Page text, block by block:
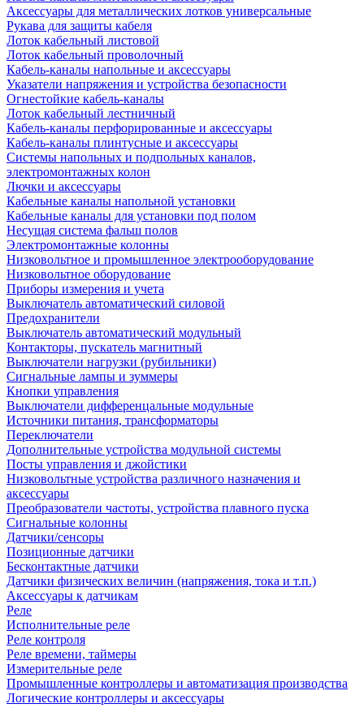
Аксессуары для металлических лотков универсальные
Рукава для защиты кабеля
Лоток кабельный листовой
Лоток кабельный проволочный
Кабель-каналы напольные и аксессуары
Указатели напряжения и устройства безопасности
Огнестойкие кабель-каналы
Лоток кабельный лестничный
Кабель-каналы перфорированные и аксессуары
Кабель-каналы плинтусные и аксессуары
Системы напольных и подпольных каналов,
электромонтажных колон
Лючки и аксессуары
Кабельные каналы напольной установки
Кабельные каналы для установки под полом
Несущая система фальш полов
Электромонтажные колонны
Низковольтное и промышленное электрооборудование
Низковольтное оборудование
Приборы измерения и учета
Выключатель автоматический силовой
Предохранители
Выключатель автоматический модульный
Контакторы, пускатель магнитный
Выключатели нагрузки (рубильники)
Сигнальные лампы и зуммеры
Кнопки управления
Выключатели дифференцальные модульные
Источники питания, трансформаторы
Переключатели
Дополнительные устройства модульной системы
Посты управления и джойстики
Низковольтные устройства различного назначения и
аксессуары
Преобразователи частоты, устройства плавного пуска
Сигнальные колонны
Датчики/сенсоры
Позиционные датчики
Бесконтактные датчики
Датчики физических величин (напряжения, тока и т.п.)
Аксессуары к датчикам
Реле
Исполнительные реле
Реле контроля
Реле времени, таймеры
Измерительные реле
Промышленные контроллеры и автоматизация производства
Логические контроллеры и аксессуары